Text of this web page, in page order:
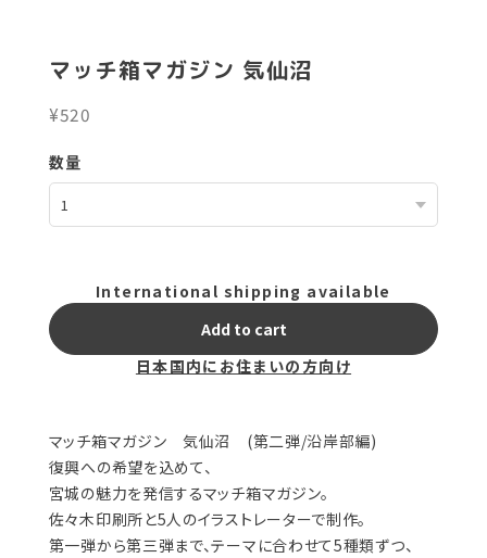
マッチ箱マガジン 気仙沼
¥520
数量
International shipping available
Add to cart
日本国内にお住まいの方向け
マッチ箱マガジン 気仙沼 (第二弾/沿岸部編)
復興への希望を込めて、
宮城の魅力を発信するマッチ箱マガジン。
佐々木印刷所と5人のイラストレーターで制作。
第一弾から第三弾まで、テーマに合わせて5種類ずつ、